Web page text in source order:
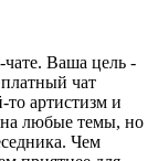
Ваша цель -
платный чат
то артистизм и
любые темы, но
Чем